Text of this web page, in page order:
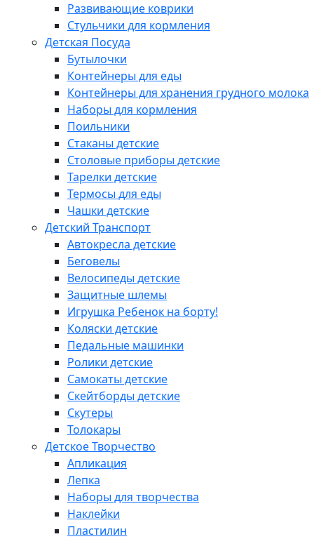
Развивающие коврики
Стульчики для кормления
Детская Посуда
Бутылочки
Контейнеры для еды
Контейнеры для хранения грудного молока
Наборы для кормления
Поильники
Стаканы детские
Столовые приборы детские
Тарелки детские
Термосы для еды
Чашки детские
Детский Транспорт
Автокресла детские
Беговелы
Велосипеды детские
Защитные шлемы
Игрушка Ребенок на борту!
Коляски детские
Педальные машинки
Ролики детские
Самокаты детские
Скейтборды детские
Скутеры
Толокары
Детское Творчество
Апликация
Лепка
Наборы для творчества
Наклейки
Пластилин